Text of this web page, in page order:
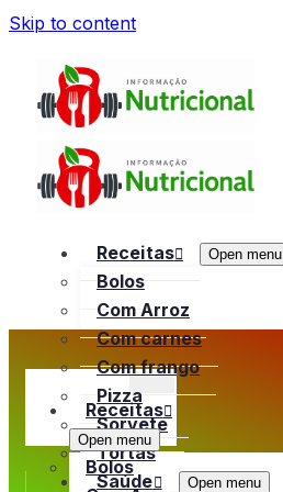
Skip to content
Receitas Open menu
Bolos
Com Arroz
Com carnes
Com frango
Pizza
Sorvete
Tortas
Saúde
Open menu
Receitas
Open menu
Bolos